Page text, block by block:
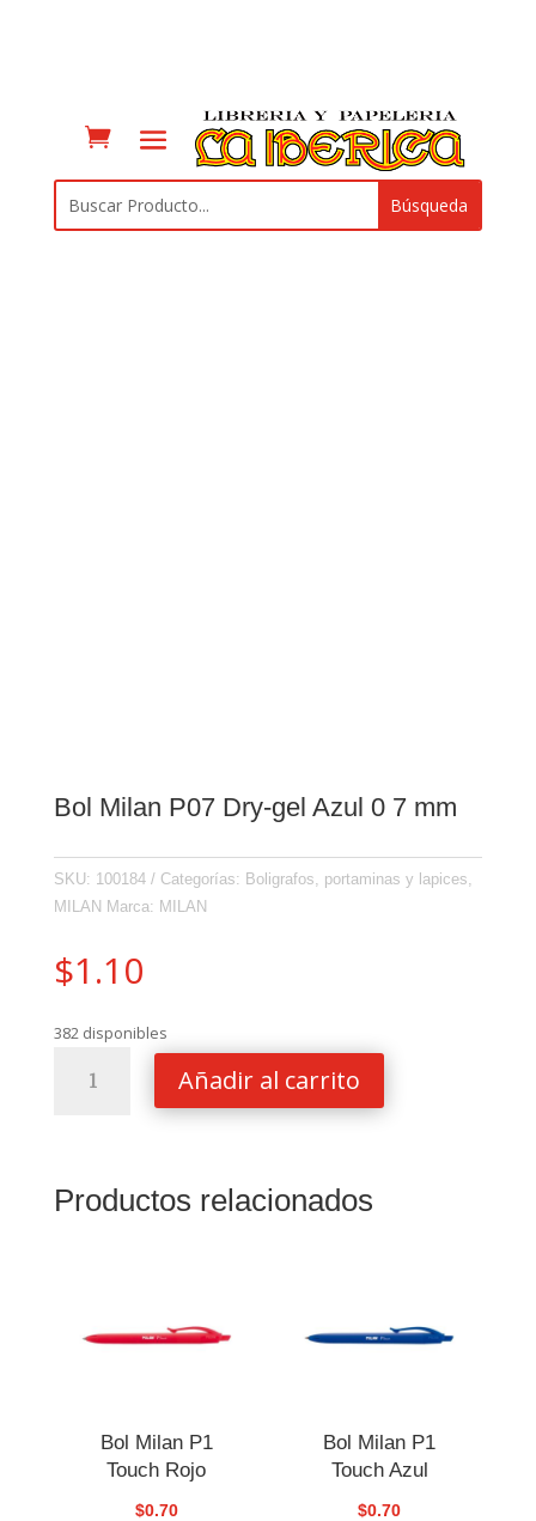
Bol Milan P07 Dry-gel Azul 0 7 mm
SKU: 100184 Categorías: Boligrafos, portaminas y lapices
MILAN Marca: MILAN
$1.10
382 disponibles
Milan
Azul
Añadir al carrito
Productos relacionados
Bol Milan P1
Touch Rojo
$0.70
Bol Milan P1
Touch Azul
$0.70